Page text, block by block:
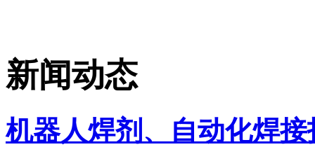
新闻动态
机器人焊剂、自动化焊